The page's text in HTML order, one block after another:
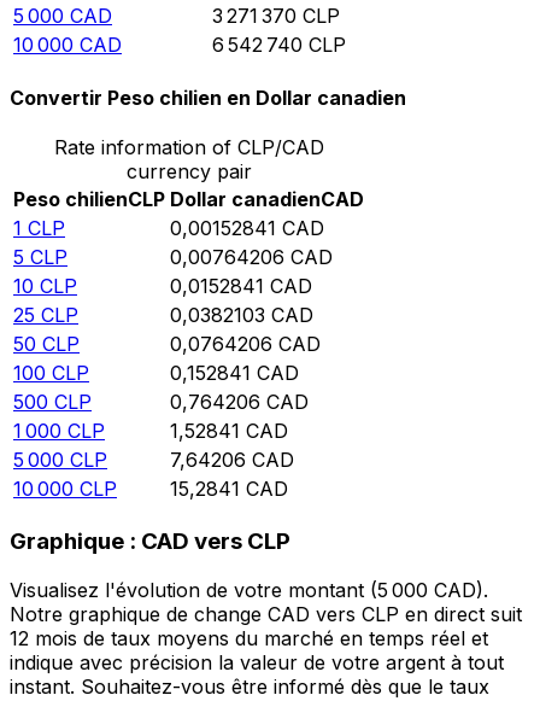
5 000 CAD 3 271 370 CLP
10 000 CAD 6 542 740 CLP
Convertir Peso chilien en Dollar canadien
Rate information of CLP/CAD
currency pair
Peso chilienCLP Dollar canadienCAD
1 CLP 0,00152841 CAD
5 CLP 0,00764206 CAD
10 CLP 0,0152841 CAD
25 CLP 0,0382103 CAD
50 CLP 0,0764206 CAD
100 CLP 0,152841 CAD
500 CLP 0,764206 CAD
1 000 CLP 1,52841 CAD
5 000 CLP 7,64206 CAD
10 000 CLP 15,2841 CAD
Graphique : CAD vers CLP
Visualisez l'évolution de votre montant (5 000 CAD).
Notre graphique de change CAD vers CLP en direct suit
12 mois de taux moyens du marché en temps réel et
indique avec précision la valeur de votre argent à tout
instant. Souhaitez-vous être informé dès que le taux